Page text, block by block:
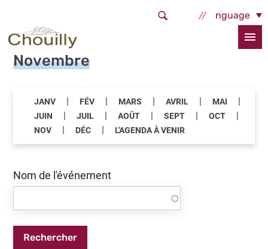
Select Language
Accueil Tout l'agenda
Novembre
JANV | FÉV | MARS | AVRIL | MAI |
JUIN | JUIL | AOÛT | SEPT | OCT |
NOV | DÉC | L'AGENDA À VENIR
Nom de l'événement
Rechercher